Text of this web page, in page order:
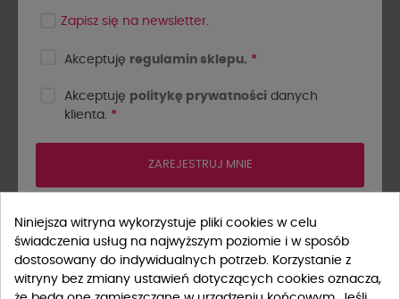
KOZAKI LA MILLA Z RÓŻĄ
739,00 zł - 150 zł
Najniższa cena z 30 dni przed obniżką: 589,00 zł
Rozmiar Obuwia
36 37 38 39 40
Zapisz się na newsletter.
Akceptuję regulamin sklepu. *
Akceptuję politykę prywatności danych
klienta. *
ZAREJESTRUJ MNIE
Niniejsza witryna wykorzystuje pliki cookies w celu
świadczenia usług na najwyższym poziomie i w sposób
dostosowany do indywidualnych potrzeb. Korzystanie z
witryny bez zmiany ustawień dotyczących cookies oznacza,